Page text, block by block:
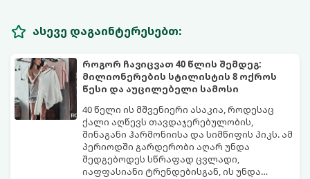
ასევე დაგაინტერესებთ:
როგორ ჩავიცვათ 40 წლის შემდეგ:
მილიონერების სტილისტის 8 ოქროს
წესი და აუცილებელი სამოსი
40 წელი ის მშვენიერი ასაკია, როდესაც
ქალი აღწევს თავდაჯერებულობის,
შინაგანი ჰარმონიისა და სიმწიფის პიკს. ამ
პერიოდში გარდერობი აღარ უნდა
შედგებოდეს სწრაფად ცვლადი,
იაფფასიანი ტრენდებისგან, ის უნდა